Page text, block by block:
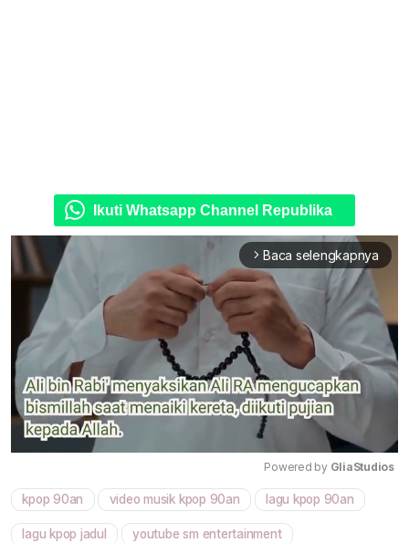
Ikuti Whatsapp Channel Republika
arrow_forward_ios Baca selengkapnya
Mute
Powered by GliaStudios
kpop 90an video musik kpop 90an lagu kpop 90an
lagu kpop jadul youtube sm entertainment